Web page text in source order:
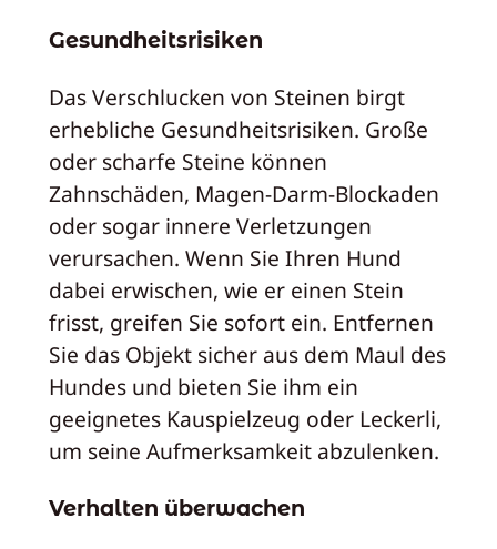
Gesundheitsrisiken
Das Verschlucken von Steinen birgt
erhebliche Gesundheitsrisiken. Große
oder scharfe Steine können
Zahnschäden, Magen-Darm-Blockaden
oder sogar innere Verletzungen
verursachen. Wenn Sie Ihren Hund
dabei erwischen, wie er einen Stein
frisst, greifen Sie sofort ein. Entfernen
Sie das Objekt sicher aus dem Maul des
Hundes und bieten Sie ihm ein
geeignetes Kauspielzeug oder Leckerli,
um seine Aufmerksamkeit abzulenken.
Verhalten überwachen